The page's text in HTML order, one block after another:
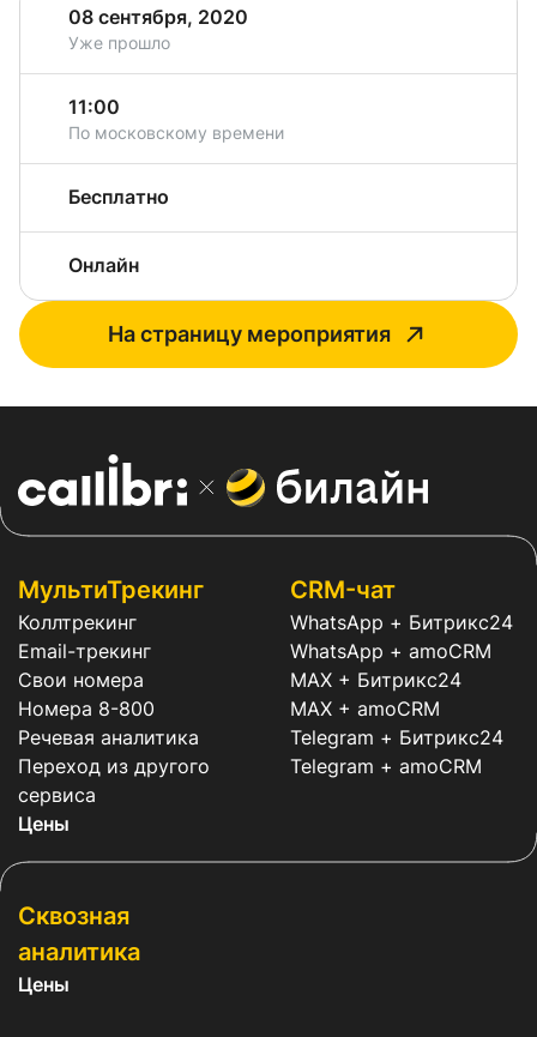
08 сентября, 2020
Уже прошло
11:00
По московскому времени
Бесплатно
Онлайн
На страницу мероприятия
МультиТрекинг
Коллтрекинг
Email-трекинг
Свои номера
Номера 8-800
Речевая аналитика
Переход из другого
сервиса
Цены
CRM-чат
WhatsApp + Битрикс24
WhatsApp + amoCRM
MAX + Битрикс24
MAX + amoCRM
Telegram + Битрикс24
Telegram + amoCRM
Сквозная
аналитика
Цены